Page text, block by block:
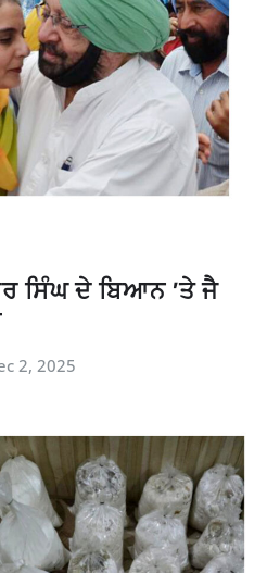
ਸਿੰਘ ਦੇ ਬਿਆਨ ’ਤੇ ਜੈ
2, 2025